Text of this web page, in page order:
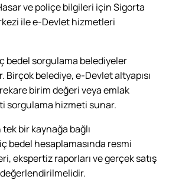
ve poliçe bilgileri için Sigorta
ile e-Devlet hizmetleri
bedel sorgulama belediyeler
Birçok belediye, e-Devlet altyapısı
birim değeri veya emlak
sorgulama hizmeti sunar.
bir kaynağa bağlı
bedel hesaplamasında resmi
ekspertiz raporları ve gerçek satış